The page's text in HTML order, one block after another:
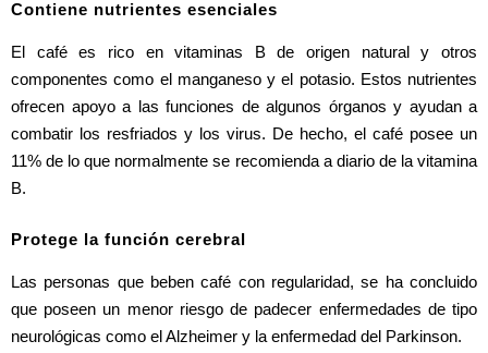
Contiene nutrientes esenciales
El café es rico en vitaminas B de origen natural y otros
componentes como el manganeso y el potasio. Estos nutrientes
ofrecen apoyo a las funciones de algunos órganos y ayudan a
combatir los resfriados y los virus. De hecho, el café posee un
11% de lo que normalmente se recomienda a diario de la vitamina
B.
Protege la función cerebral
Las personas que beben café con regularidad, se ha concluido
que poseen un menor riesgo de padecer enfermedades de tipo
neurológicas como el Alzheimer y la enfermedad del Parkinson.